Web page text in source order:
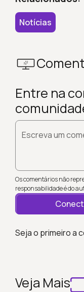
Notícias
Entre na
Escreva um
Os comentários não
responsabilidade é do
Seja o primeiro a
Veja Mais